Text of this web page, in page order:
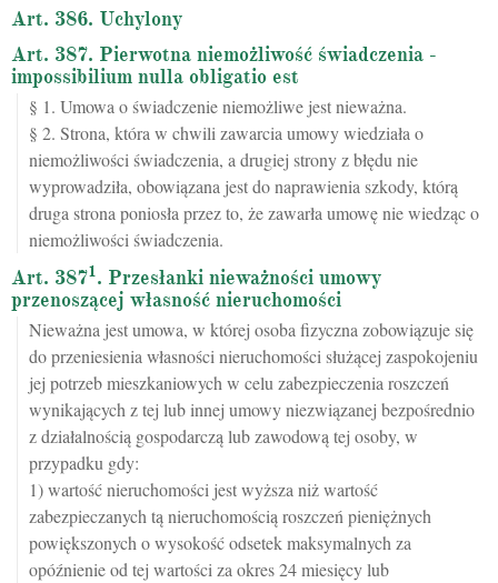
Art. 386. Uchylony
Art. 387. Pierwotna niemożliwość świadczenia -
impossibilium nulla obligatio est
§ 1. Umowa o świadczenie niemożliwe jest nieważna.
§ 2. Strona, która w chwili zawarcia umowy wiedziała o
niemożliwości świadczenia, a drugiej strony z błędu nie
wyprowadziła, obowiązana jest do naprawienia szkody, którą
druga strona poniosła przez to, że zawarła umowę nie wiedząc o
niemożliwości świadczenia.
Art. 3871. Przesłanki nieważności umowy
przenoszącej własność nieruchomości
Nieważna jest umowa, w której osoba fizyczna zobowiązuje się
do przeniesienia własności nieruchomości służącej zaspokojeniu
jej potrzeb mieszkaniowych w celu zabezpieczenia roszczeń
wynikających z tej lub innej umowy niezwiązanej bezpośrednio
z działalnością gospodarczą lub zawodową tej osoby, w
przypadku gdy:
1) wartość nieruchomości jest wyższa niż wartość
zabezpieczanych tą nieruchomością roszczeń pieniężnych
powiększonych o wysokość odsetek maksymalnych za
opóźnienie od tej wartości za okres 24 miesięcy lub